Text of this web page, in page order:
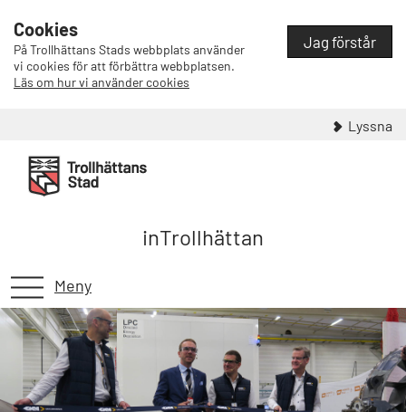
Cookies
På Trollhättans Stads webbplats använder
vi cookies för att förbättra webbplatsen.
Läs om hur vi använder cookies
Jag förstår
Lyssna
inTrollhättan
Meny